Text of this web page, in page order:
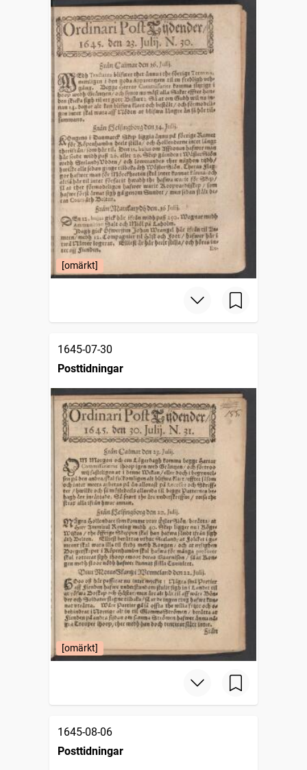
[omärkt]
1645-07-30
Posttidningar
[omärkt]
1645-08-06
Posttidningar